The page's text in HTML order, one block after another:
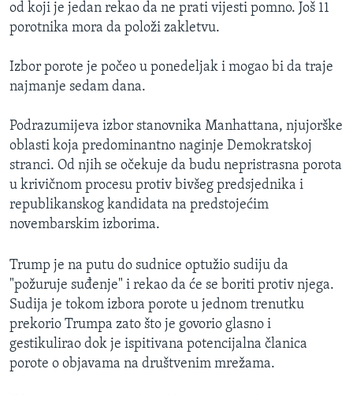
od koji je jedan rekao da ne prati vijesti pomno. Još 11
porotnika mora da položi zakletvu.
Izbor porote je počeo u ponedeljak i mogao bi da traje
najmanje sedam dana.
Podrazumijeva izbor stanovnika Manhattana, njujorške
oblasti koja predominantno naginje Demokratskoj
stranci. Od njih se očekuje da budu nepristrasna porota
u krivičnom procesu protiv bivšeg predsjednika i
republikanskog kandidata na predstojećim
novembarskim izborima.
Trump je na putu do sudnice optužio sudiju da
"požuruje suđenje" i rekao da će se boriti protiv njega.
Sudija je tokom izbora porote u jednom trenutku
prekorio Trumpa zato što je govorio glasno i
gestikulirao dok je ispitivana potencijalna članica
porote o objavama na društvenim mrežama.